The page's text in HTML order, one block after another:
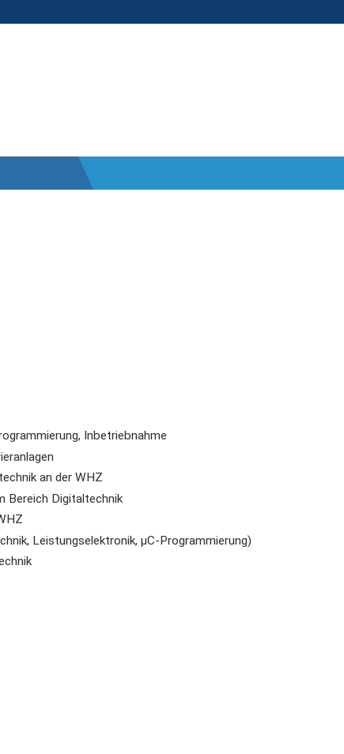
Inbetriebnahme
an der WHZ
Bereich Digitaltechnik
Leistungselektronik, µC-Programmierung)